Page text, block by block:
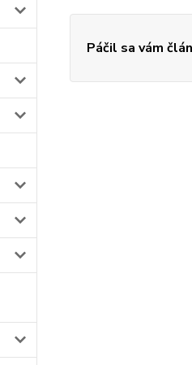
Páčil sa vám